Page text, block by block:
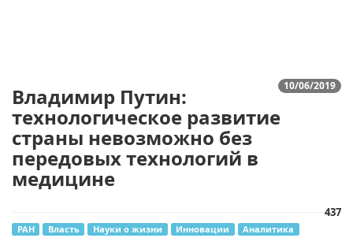
10/06/2019
Владимир Путин:
технологическое развитие
страны невозможно без
передовых технологий в
медицине
437
РАН Власть Науки о жизни Инновации Аналитика